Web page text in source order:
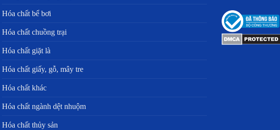
Hóa chất bể bơi
Hóa chất chuồng trại
Hóa chất giặt là
Hóa chất giấy, gỗ, mây tre
Hóa chất khác
Hóa chất ngành dệt nhuộm
Hóa chất thủy sản